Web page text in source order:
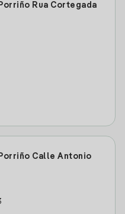
Rua Cortegada
Calle Antonio